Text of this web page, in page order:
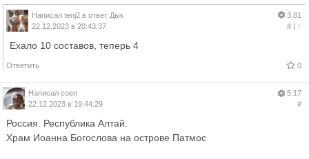
Написал tenj2 в ответ Дык
22.12.2023 в 20:43:37
3.81
#| ↑
Ехало 10 составов, теперь 4
Ответить 0
Написал coen
22.12.2023 в 19:44:29
5.17
#
Россия. Республика Алтай.
Храм Иоанна Богослова на острове Патмос